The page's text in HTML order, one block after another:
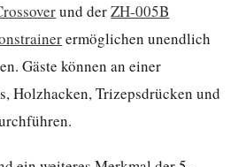
und derZH-005B
ermöglichen unendlich
Gäste können an einer
Holzhacken, Trizepsdrücken und